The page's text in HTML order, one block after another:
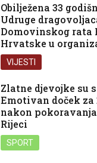
Obilježena 33
Udruge
Domovinskog rata
Hrvatske u
Dubrovačko-
VIJESTI
Zlatne djevojke su
Emotivan doček
nakon
Rijeci
SPORT